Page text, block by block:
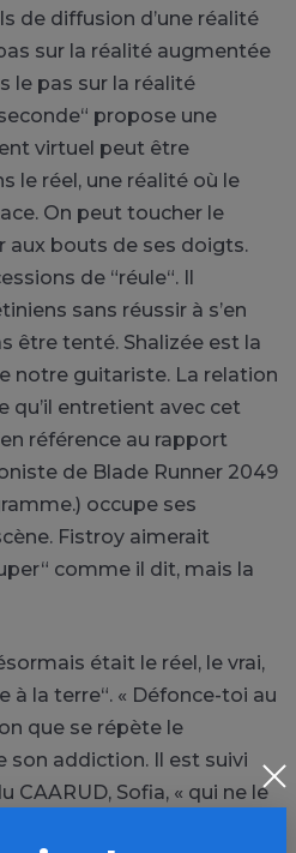
de diffusion d’une réalité
sur la réalité augmentée
le pas sur la réalité
propose une
virtuel peut être
le réel, une réalité où le
On peut toucher le
aux bouts de ses doigts.
de “réule“. Il
sans réussir à s’en
être tenté. Shalizée est la
notre guitariste. La relation
qu’il entretient avec cet
référence au rapport
de Blade Runner 2049
occupe ses
Fistroy aimerait
comme il dit, mais la
était le réel, le vrai,
à la terre“. « Défonce-toi au
que se répète le
addiction. Il est suivi
CAARUD, Sofia, « qui ne le